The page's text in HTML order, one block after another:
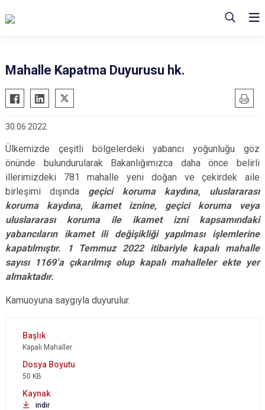
Mahalle Kapatma Duyurusu hk.
30.06.2022
Ülkemizde çeşitli bölgelerdeki yabancı yoğunluğu göz
önünde bulundurularak Bakanlığımızca daha önce belirli
illerimizdeki 781 mahalle yeni doğan ve çekirdek aile
birleşimi dışında geçici koruma kaydına, uluslararası
koruma kaydına, ikamet iznine, geçici koruma veya
uluslararası koruma ile ikamet izni kapsamındaki
yabancıların ikamet ili değişikliği yapılması işlemlerine
kapatılmıştır. 1 Temmuz 2022 itibariyle kapalı mahalle
sayısı 1169’a çıkarılmış olup kapalı mahalleler ekte yer
almaktadır.
Kamuoyuna saygıyla duyurulur.
Kapalı Mahaller
50 KB
indir